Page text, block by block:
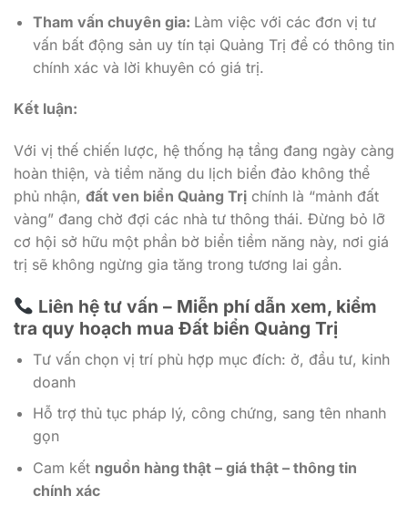
Tham vấn chuyên gia: Làm việc với các đơn vị tư
vấn bất động sản uy tín tại Quảng Trị để có thông tin
chính xác và lời khuyên có giá trị.
Kết luận:
Với vị thế chiến lược, hệ thống hạ tầng đang ngày càng
hoàn thiện, và tiềm năng du lịch biển đảo không thể
phủ nhận, đất ven biển Quảng Trị chính là “mảnh đất
vàng” đang chờ đợi các nhà tư thông thái. Đừng bỏ lỡ
cơ hội sở hữu một phần bờ biển tiềm năng này, nơi giá
trị sẽ không ngừng gia tăng trong tương lai gần.
Liên hệ tư vấn – Miễn phí dẫn xem, kiểm
tra quy hoạch mua Đất biển Quảng Trị
Tư vấn chọn vị trí phù hợp mục đích: ở, đầu tư, kinh
doanh
Hỗ trợ thủ tục pháp lý, công chứng, sang tên nhanh
gọn
Cam kết nguồn hàng thật – giá thật – thông tin
chính xác